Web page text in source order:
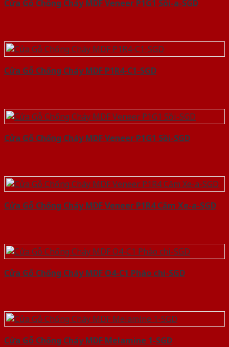
Cửa Gỗ Chống Cháy MDF Veneer P1G1 Sồi-a-SGD
Cửa Gỗ Chống Cháy MDF P1R4-C1-SGD
Cửa Gỗ Chống Cháy MDF Veneer P1G1 Sồi-SGD
Cửa Gỗ Chống Cháy MDF Veneer P1R4 Căm Xe-a-SGD
Cửa Gỗ Chống Cháy MDF O4-C1 Phào chi-SGD
Cửa Gỗ Chống Cháy MDF Melamine 1-SGD